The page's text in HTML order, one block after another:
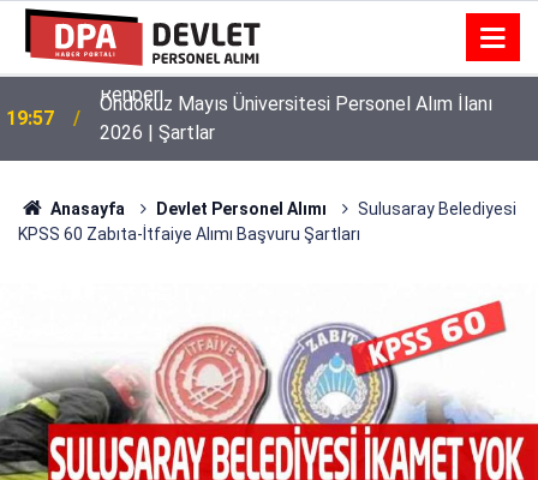
19:57
Ondokuz Mayıs Üniversitesi Personel Alım İlanı
2026 | Şartlar
Anasayfa Devlet Personel Alımı
Sulusaray Belediyesi
KPSS 60 Zabıta-İtfaiye Alımı Başvuru Şartları